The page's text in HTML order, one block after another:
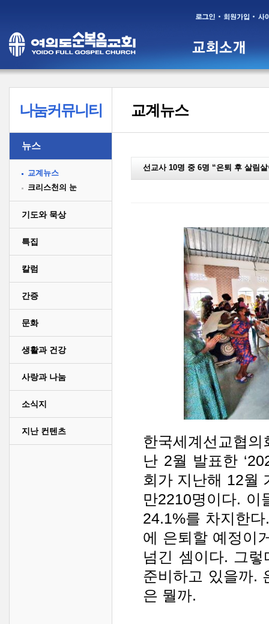
나눔커뮤니티
뉴스
교계뉴스
크리스천의 눈
기도와 묵상
특집
칼럼
간증
문화
생활과 건강
사랑과 나눔
소식지
지난 컨텐츠
교계뉴스
선교사 10명 중 6명 “은퇴 후 살림
한국세계선교협
난 2월 발표한
회가 지난해 12월
만2210명이다. 이
24.1%를 차지한
에 은퇴할 예정이
넘긴 셈이다. 그
준비하고 있을까.
은 뭘까.